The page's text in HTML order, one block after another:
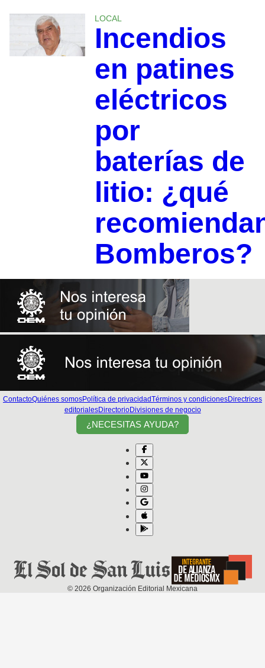
LOCAL
Incendios
en patines
eléctricos
por
baterías de
litio: ¿qué
Bomberos?
ContactoQuiénes somosPolítica de privacidadTérminos y condicionesDirectrices
editorialesDirectorioDivisiones de negocio
¿NECESITAS AYUDA?
© 2026 Organización Editorial Mexicana